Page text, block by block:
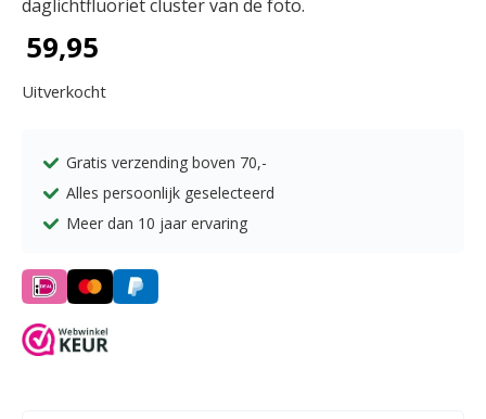
daglichtfluoriet cluster van de foto.
59,95
Uitverkocht
Gratis verzending boven 70,-
Alles persoonlijk geselecteerd
Meer dan 10 jaar ervaring